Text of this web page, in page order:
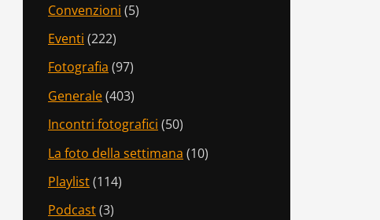
Convenzioni (5)
Eventi (222)
Fotografia (97)
Generale(403)
Incontri fotografici (50)
La foto della settimana (10)
Playlist(114)
Podcast(3)